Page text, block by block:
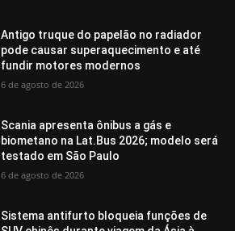
Antigo truque do papelão no radiador
pode causar superaquecimento e até
fundir motores modernos
6 de agosto de 2026
Scania apresenta ônibus a gás e
biometano na Lat.Bus 2026; modelo será
testado em São Paulo
6 de agosto de 2026
Sistema antifurto bloqueia funções de